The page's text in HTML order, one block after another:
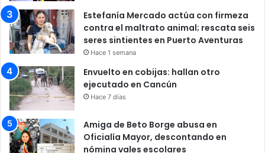
Estefanía Mercado actúa con firmeza
contra el maltrato animal; rescata seis
seres sintientes en Puerto Aventuras
Hace 1 semana
Envuelto en cobijas: hallan otro
ejecutado en Cancún
Hace 7 días
Amiga de Beto Borge abusa en
Oficialía Mayor, descontando en
nómina vales escolares